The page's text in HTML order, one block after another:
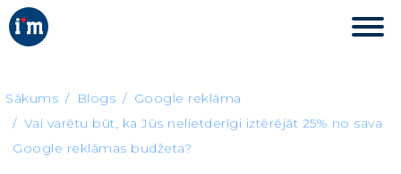
Sākums Blogs
Google reklāma
Vai varētu būt, ka Jūs nelietderīgi iztērējāt 25% no sava
Google reklāmas budžeta?